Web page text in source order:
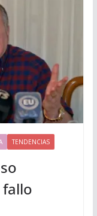
TENDENCIAS
fallo